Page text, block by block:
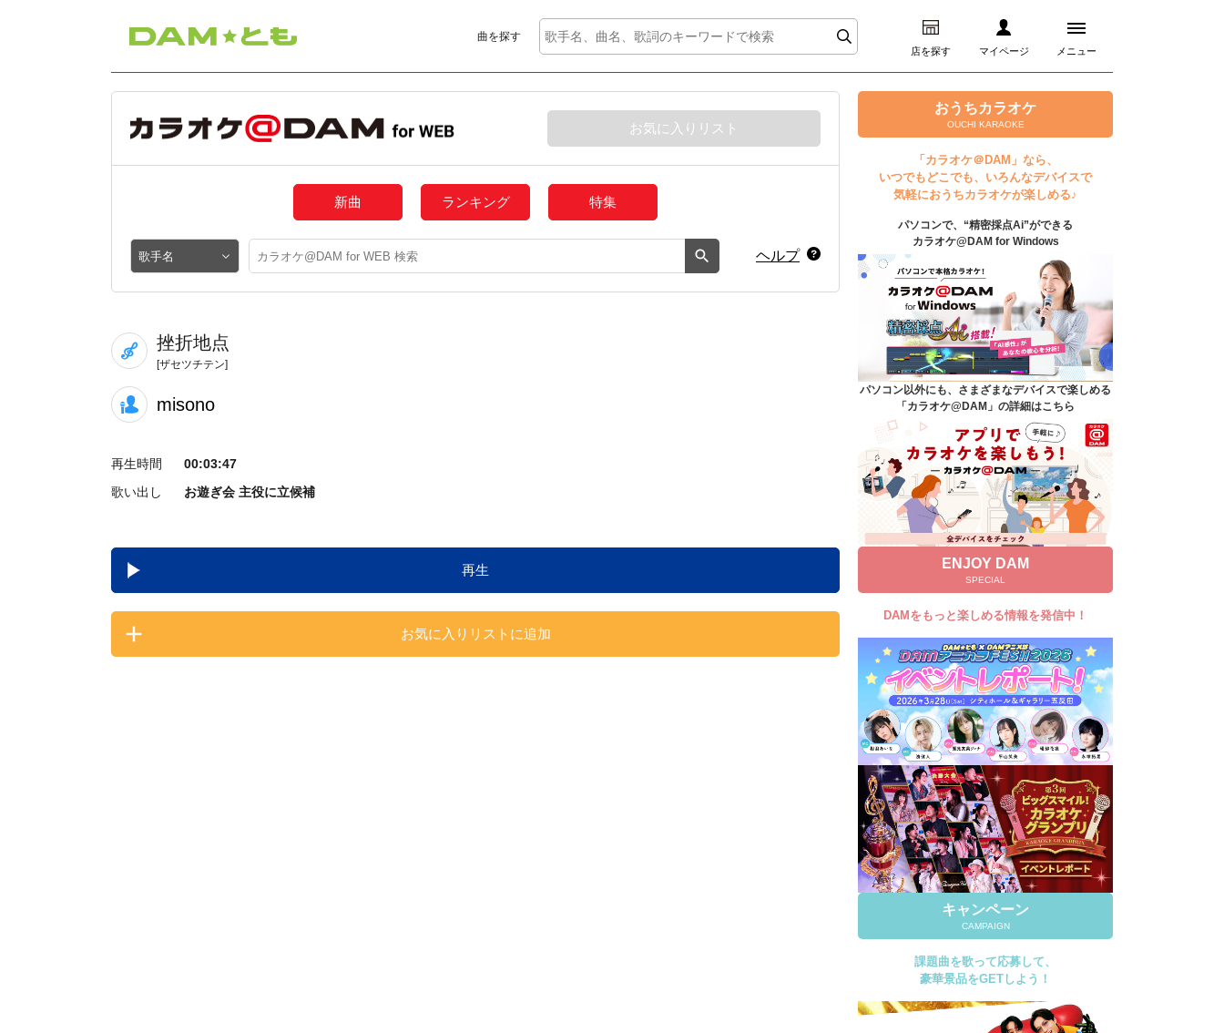
曲を探す
店を探す マイページ メニュー
ログイン
マイページ
プレミアムサービス
DAM★とも動画
DAM★とも録音
カラオケ＠DAM
ユーザー検索
キャンペーン
よくあるご質問
DAMの新曲・ランキングなど
カラオケ最新情報をチェック！
自宅でカラオケ歌い放題！
家族や友達と一緒に！練習にも！
お気に入りリスト
新曲 ランキング 特集
ヘルプ
挫折地点
[ザセツチテン]
misono
再生時間
00:03:47
歌い出し
お遊ぎ会 主役に立候補
再生
お気に入りリストに追加
おうちカラオケ
OUCHI KARAOKE
「カラオケ＠DAM」なら、
いつでもどこでも、いろんなデバイスで
気軽におうちカラオケが楽しめる♪
パソコンで、“精密採点Ai”ができる
カラオケ@DAM for Windows
パソコン以外にも、さまざまなデバイスで楽しめる
「カラオケ@DAM」の詳細はこちら
ENJOY DAM
SPECIAL
DAMをもっと楽しめる情報を発信中！
キャンペーン
CAMPAIGN
課題曲を歌って応募して、
豪華景品をGETしよう！